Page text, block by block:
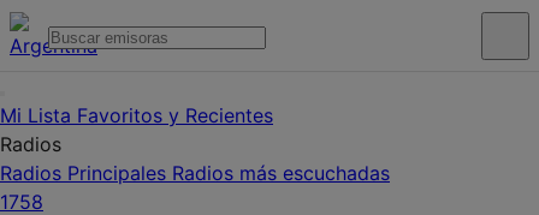
Mi Lista Favoritos y Recientes
Radios
Radios Principales Radios más escuchadas
1758